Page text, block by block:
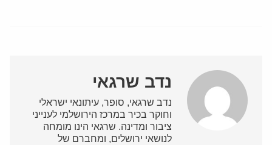
נדב שרגאי
נדב שרגאי, סופר, עיתונאי ישראלי
וחוקר בכיר במרכז הירושלמי לענייני
ציבור ומדינה. שרגאי הינו מומחה
לנושאי ירושלים, ומחברם של